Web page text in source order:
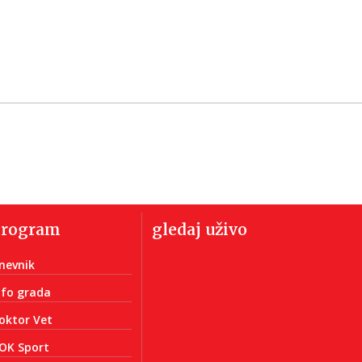
grada
Vet
Sport
gledaj uživo